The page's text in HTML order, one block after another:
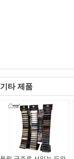
기타 제품